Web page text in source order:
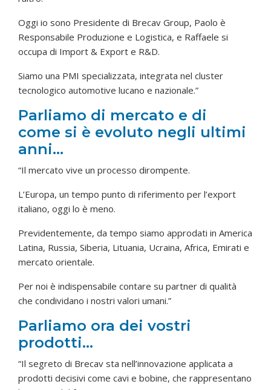
Oggi io sono Presidente di Brecav Group, Paolo è
Responsabile Produzione e Logistica, e Raffaele si
occupa di Import & Export e R&D.
Siamo una PMI specializzata, integrata nel cluster
tecnologico automotive lucano e nazionale.”
Parliamo di mercato e di
come si è evoluto negli ultimi
anni…
“Il mercato vive un processo dirompente.
L’Europa, un tempo punto di riferimento per l’export
italiano, oggi lo è meno.
Previdentemente, da tempo siamo approdati in America
Latina, Russia, Siberia, Lituania, Ucraina, Africa, Emirati e
mercato orientale.
Per noi è indispensabile contare su partner di qualità
che condividano i nostri valori umani.”
Parliamo ora dei vostri
prodotti…
“Il segreto di Brecav sta nell’innovazione applicata a
prodotti decisivi come cavi e bobine, che rappresentano